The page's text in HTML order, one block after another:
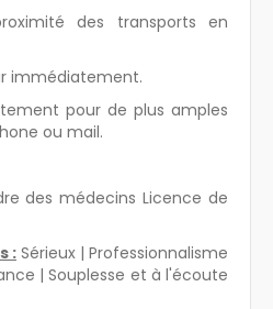
des transports en
immédiatement.
pour de plus amples
ou mail.
des médecins Licence de
: Sérieux | Professionnalisme
| Souplesse et à l'écoute